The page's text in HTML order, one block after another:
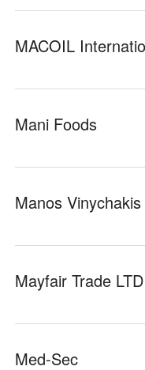
MACOIL
Mani Foods
Manos Vinychakis
Mayfair Trade LTD
Med-Sec